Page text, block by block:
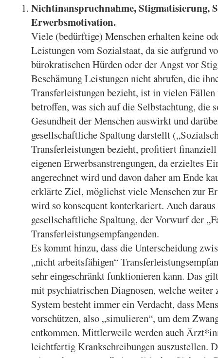
Nichtinanspruchnahme, Stigmatisierung,
Erwerbsmotivation.
Viele (bedürftige) Menschen erhalten keine
Leistungen vom Sozialstaat, da sie aufgrund
bürokratischen Hürden oder der Angst vor
Beschämung Leistungen nicht abrufen, die
Transferleistungen bezieht, ist in vielen
betroffen, was sich auf die Selbstachtung, die
Gesundheit der Menschen auswirkt und
gesellschaftliche Spaltung darstellt
Transferleistungen bezieht, profitiert
eigenen Erwerbsanstrengungen, da erzieltes
angerechnet wird und davon daher am Ende
erklärte Ziel, möglichst viele Menschen zur
wird so konsequent konterkariert. Auch
gesellschaftliche Spaltung, der Vorwurf der
Transferleistungsempfangenden.
Es kommt hinzu, dass die Unterscheidung
„nicht arbeitsfähigen“
sehr eingeschränkt funktionieren kann. Das
mit psychiatrischen Diagnosen, welche weiter
System besteht immer ein Verdacht, dass
vorschützen, also „simulieren“, um dem
entkommen. Mittlerweile werden auch
leichtfertig Krankschreibungen auszustellen.